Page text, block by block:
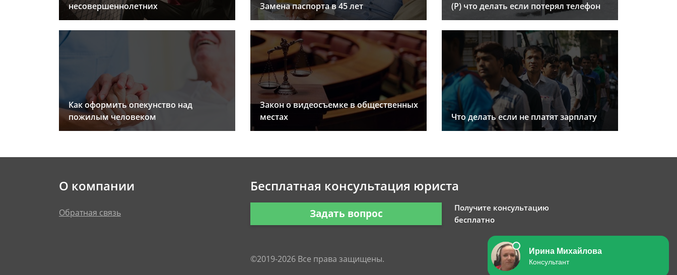
несовершеннолетних
Замена паспорта в 45 лет (Р) что делать если потерял телефон
Как оформить опекунство над
пожилым человеком
Закон о видеосъемке в общественных
местах
Что делать если не платят зарплату
О компании
Обратная связь
Бесплатная консультация юриста
Задать вопрос
Получите консультацию
бесплатно
©2019-2026 Все права защищены.